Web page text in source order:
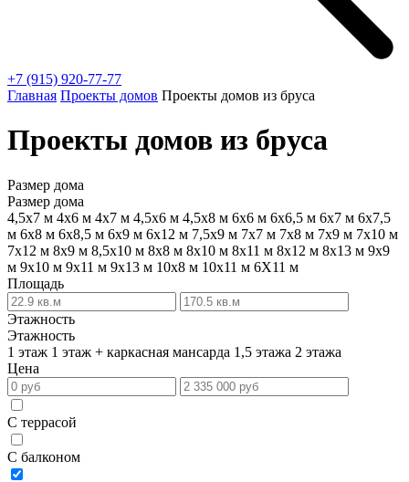
+7 (915) 920-77-77
Главная Проекты домов Проекты домов из бруса
Проекты домов из бруса
Размер дома
Размер дома
4,5х7 м 4х6 м 4х7 м 4,5х6 м 4,5х8 м 6х6 м 6х6,5 м 6х7 м 6х7,5
м 6х8 м 6х8,5 м 6х9 м 6х12 м 7,5х9 м 7х7 м 7х8 м 7х9 м 7х10 м
7х12 м 8х9 м 8,5х10 м 8х8 м 8х10 м 8х11 м 8х12 м 8х13 м 9х9
м 9х10 м 9х11 м 9х13 м 10х8 м 10х11 м 6Х11 м
Площадь
Этажность
Этажность
1 этаж 1 этаж + каркасная мансарда 1,5 этажа 2 этажа
Цена
С террасой
С балконом